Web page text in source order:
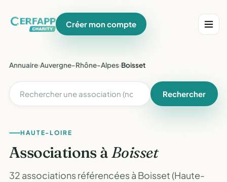
Créer mon compte
Annuaire›Auvergne-Rhône-Alpes›Boisset
Rechercher
HAUTE-LOIRE
Associations àBoisset
32 associations référencées à Boisset (Haute-